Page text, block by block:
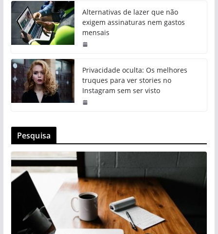
Alternativas de lazer que não
exigem assinaturas nem gastos
mensais
Privacidade oculta: Os melhores
truques para ver stories no
Instagram sem ser visto
Pesquisa